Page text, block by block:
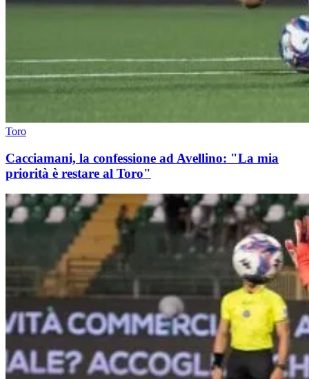
Toro
Cacciamani, la confessione ad Avellino: "La mia
priorità è restare al Toro"